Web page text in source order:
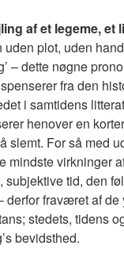
af et legeme, et
plot, uden
– dette nøgne
fra den
i samtidens
henover en
slemt. For så med
mindste virkninger
subjektive tid, den
derfor fraværet af
stedets, tidens
bevidsthed.